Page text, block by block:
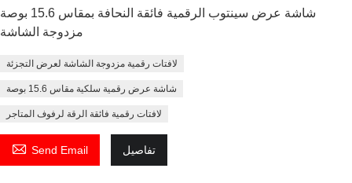
شاشة عرض سينتوب الرقمية فائقة النحافة بمقاس 15.6 بوصة
مزدوجة الشاشة
لافتات رقمية مزدوجة الشاشة لعرض التجزئة
شاشة عرض رقمية سلكية مقاس 15.6 بوصة
لافتات رقمية فائقة الرقة لرفوف المتاجر
 Send Email تفاصيل